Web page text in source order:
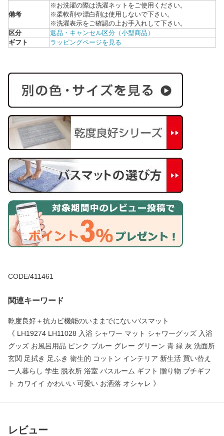
備考
※お洗濯の際は洗濯ネットをご使用ください。
※柔軟剤や漂白剤は使用しないで下さい。
※洗濯表示をご確認の上お手入れして下さい。
区分
返品・キャンセル区分（小型商品）
ギフト
ラッピングページを見る
CODE/411461
関連キーワード
乾度良好＋抗カビ機能のいままでにないバスマット
《 LH19274 LH11028 入浴 シャワー マット シャワーグッズ 入浴
グッズ お風呂用品 ピンク ブルー グレー グリーン 青 緑 灰 洗面所
玄関 足拭き 足ふき 衛生的 コットン インテリア 新生活 買い替え
一人暮らし 学生 脱衣所 浴室 バスルーム ギフト 贈り物 プチギフ
ト カワイイ かわいい 可愛い お洒落 オシャレ 》
レビュー